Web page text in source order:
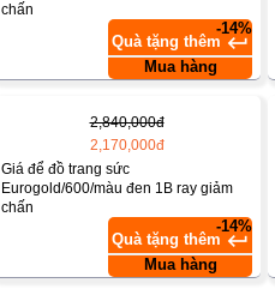
chấn
-14%
Quà tặng thêm keyboard_return
Mua hàng
2,840,000đ
2,170,000đ
Giá để đồ trang sức
Eurogold/600/màu đen 1B ray giảm
chấn
-14%
Quà tặng thêm keyboard_return
Mua hàng